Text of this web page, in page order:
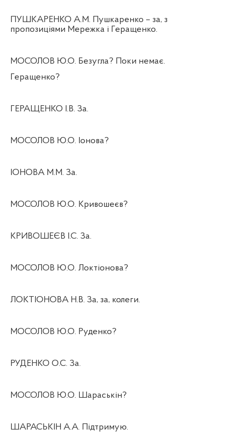
ПУШКАРЕНКО А.М. Пушкаренко – за, з
пропозиціями Мережка і Геращенко.
МОСОЛОВ Ю.О. Безугла? Поки немає.
Геращенко?
ГЕРАЩЕНКО І.В. За.
МОСОЛОВ Ю.О. Іонова?
ІОНОВА М.М. За.
МОСОЛОВ Ю.О. Кривошеєв?
КРИВОШЕЄВ І.С. За.
МОСОЛОВ Ю.О. Локтіонова?
ЛОКТІОНОВА Н.В. За, за, колеги.
МОСОЛОВ Ю.О. Руденко?
РУДЕНКО О.С. За.
МОСОЛОВ Ю.О. Шараськін?
ШАРАСЬКІН А.А. Підтримую.